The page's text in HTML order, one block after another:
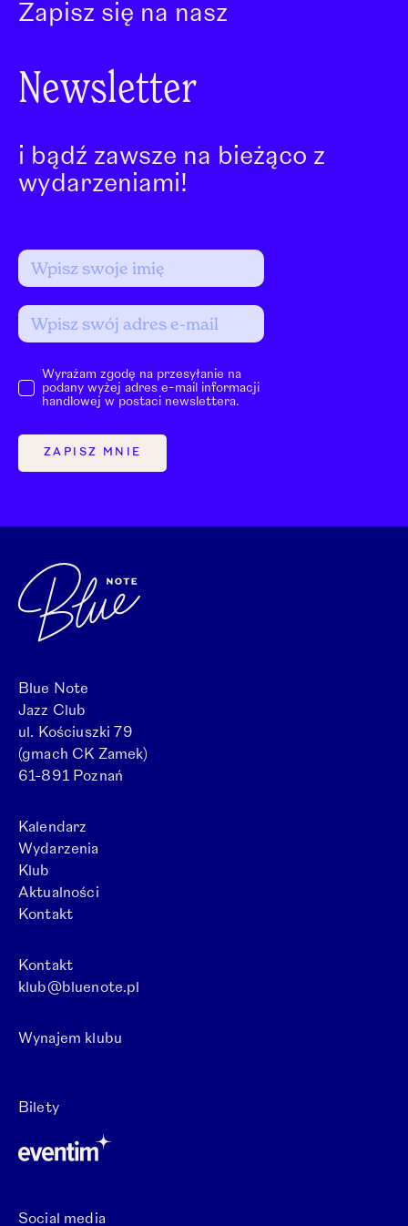
Zapisz się na nasz
Newsletter
i bądź zawsze na bieżąco z
wydarzeniami!
Wyrażam zgodę na przesyłanie na
podany wyżej adres e-mail informacji
handlowej w postaci newslettera.
ZAPISZ MNIE
Blue Note
Jazz Club
ul. Kościuszki 79
(gmach CK Zamek)
61-891 Poznań
Kalendarz
Wydarzenia
Klub
Aktualności
Kontakt
Kontakt
klub@bluenote.pl
Wynajem klubu
BiletyOtwórz link w nowej karcie.
Social media